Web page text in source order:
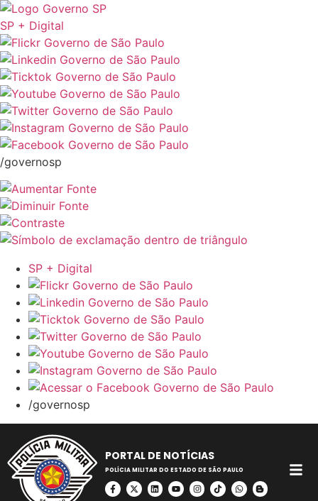
SP + Digital
/governosp
SP + Digital
/governosp
PORTAL DE NOTÍCIAS
POLÍCIA MILITAR DO ESTADO DE SÃO PAULO